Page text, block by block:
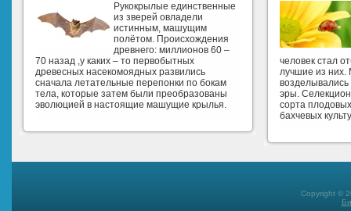
Рукокрылые единственные
из зверей овладели
истинным, машущим
полётом. Происхождения
древнего: миллионов 60 –
70 назад ,у каких – то первобытных
древесных насекомоядных развились
сначала летательные перепонки по бокам
тела, которые затем были преобразованы
эволюцией в настоящие машущие крылья.
человек стал
лучшие из них.
эры.
сорта
бахчевых
Copyright ©